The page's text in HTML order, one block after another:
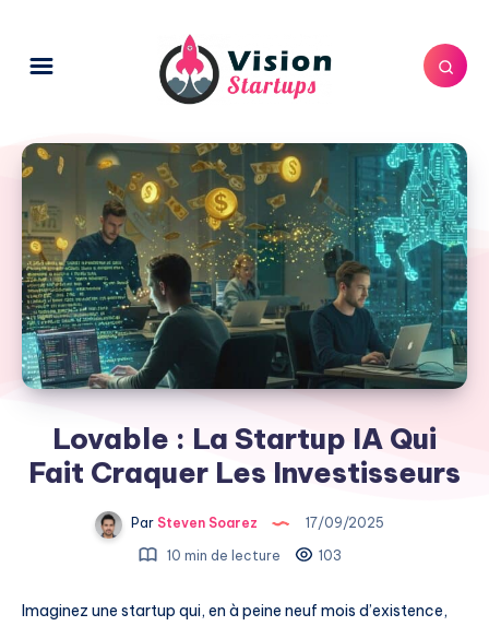
Lovable : La Startup IA Qui
Fait Craquer Les Investisseurs
ParSteven Soarez
17/09/2025
10 min de lecture
103
Imaginez une startup qui, en à peine neuf mois d’existence,